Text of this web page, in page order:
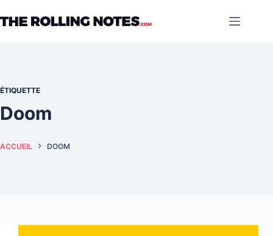
au
ÉTIQUETTE
Doom
ACCUEIL DOOM